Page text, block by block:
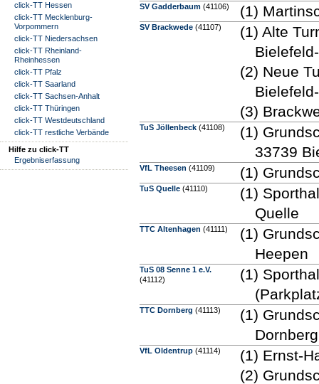
click-TT Hessen
click-TT Mecklenburg-
Vorpommern
click-TT Niedersachsen
click-TT Rheinland-
Rheinhessen
click-TT Pfalz
click-TT Saarland
click-TT Sachsen-Anhalt
click-TT Thüringen
click-TT Westdeutschland
click-TT restliche Verbände
Hilfe zu click-TT
Ergebniserfassung
SV Gadderbaum (41106) (1)
SV Brackwede (41107)
(1) Alte
(2) Neue
(3)
TuS Jöllenbeck (41108)
(1)
33739
VfL Theesen (41109) (1)
TuS Quelle (41110)
(1)
Quelle
TTC Altenhagen (41111)
(1)
Heepen
TuS 08 Senne 1 e.V.
(41112)
(1)
TTC Dornberg (41113)
(1)
Dornberg
VfL Oldentrup (41114)
(1) Ernst-
(2)